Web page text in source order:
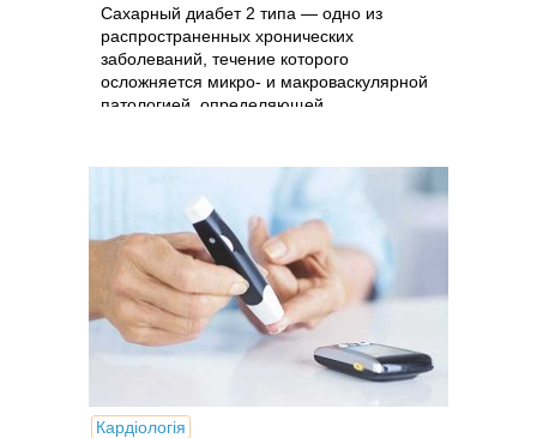
Сахарный диабет 2 типа — одно из
распространенных хронических
заболеваний, течение которого
осложняется микро- и макроваскулярной
патологией, определяющей
сахарным.
Кардіологія